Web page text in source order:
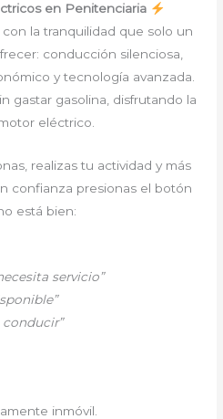
en Penitenciaria
la tranquilidad que solo un
conducción silenciosa,
y tecnología avanzada.
gastar gasolina, disfrutando la
eléctrico.
realizas tu actividad y más
confianza presionas el botón
está bien:
servicio”
inmóvil.